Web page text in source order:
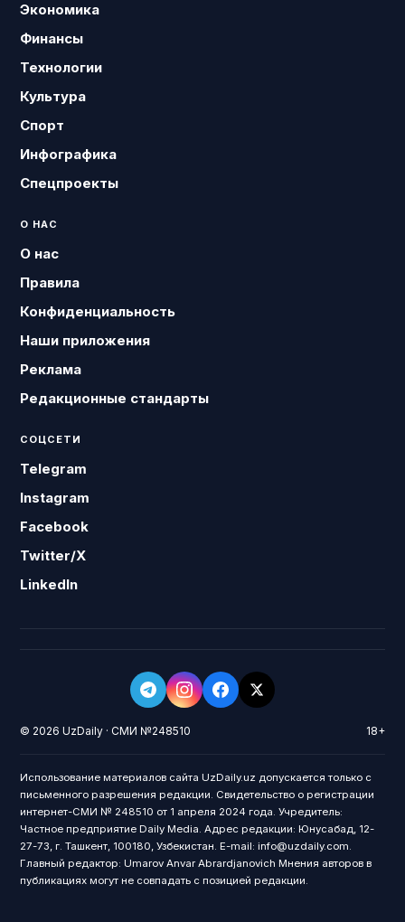
Экономика
Финансы
Технологии
Культура
Спорт
Инфографика
Спецпроекты
О НАС
О нас
Правила
Конфиденциальность
Наши приложения
Реклама
Редакционные стандарты
СОЦСЕТИ
Telegram
Instagram
Facebook
Twitter/X
LinkedIn
© 2026 UzDaily · СМИ №248510 18+
Использование материалов сайта UzDaily.uz допускается только с
письменного разрешения редакции. Свидетельство о регистрации
интернет-СМИ № 248510 от 1 апреля 2024 года. Учредитель:
Частное предприятие Daily Media. Адрес редакции: Юнусабад, 12-
27-73, г. Ташкент, 100180, Узбекистан. E-mail: info@uzdaily.com.
Главный редактор: Umarov Anvar Abrardjanovich Мнения авторов в
публикациях могут не совпадать с позицией редакции.